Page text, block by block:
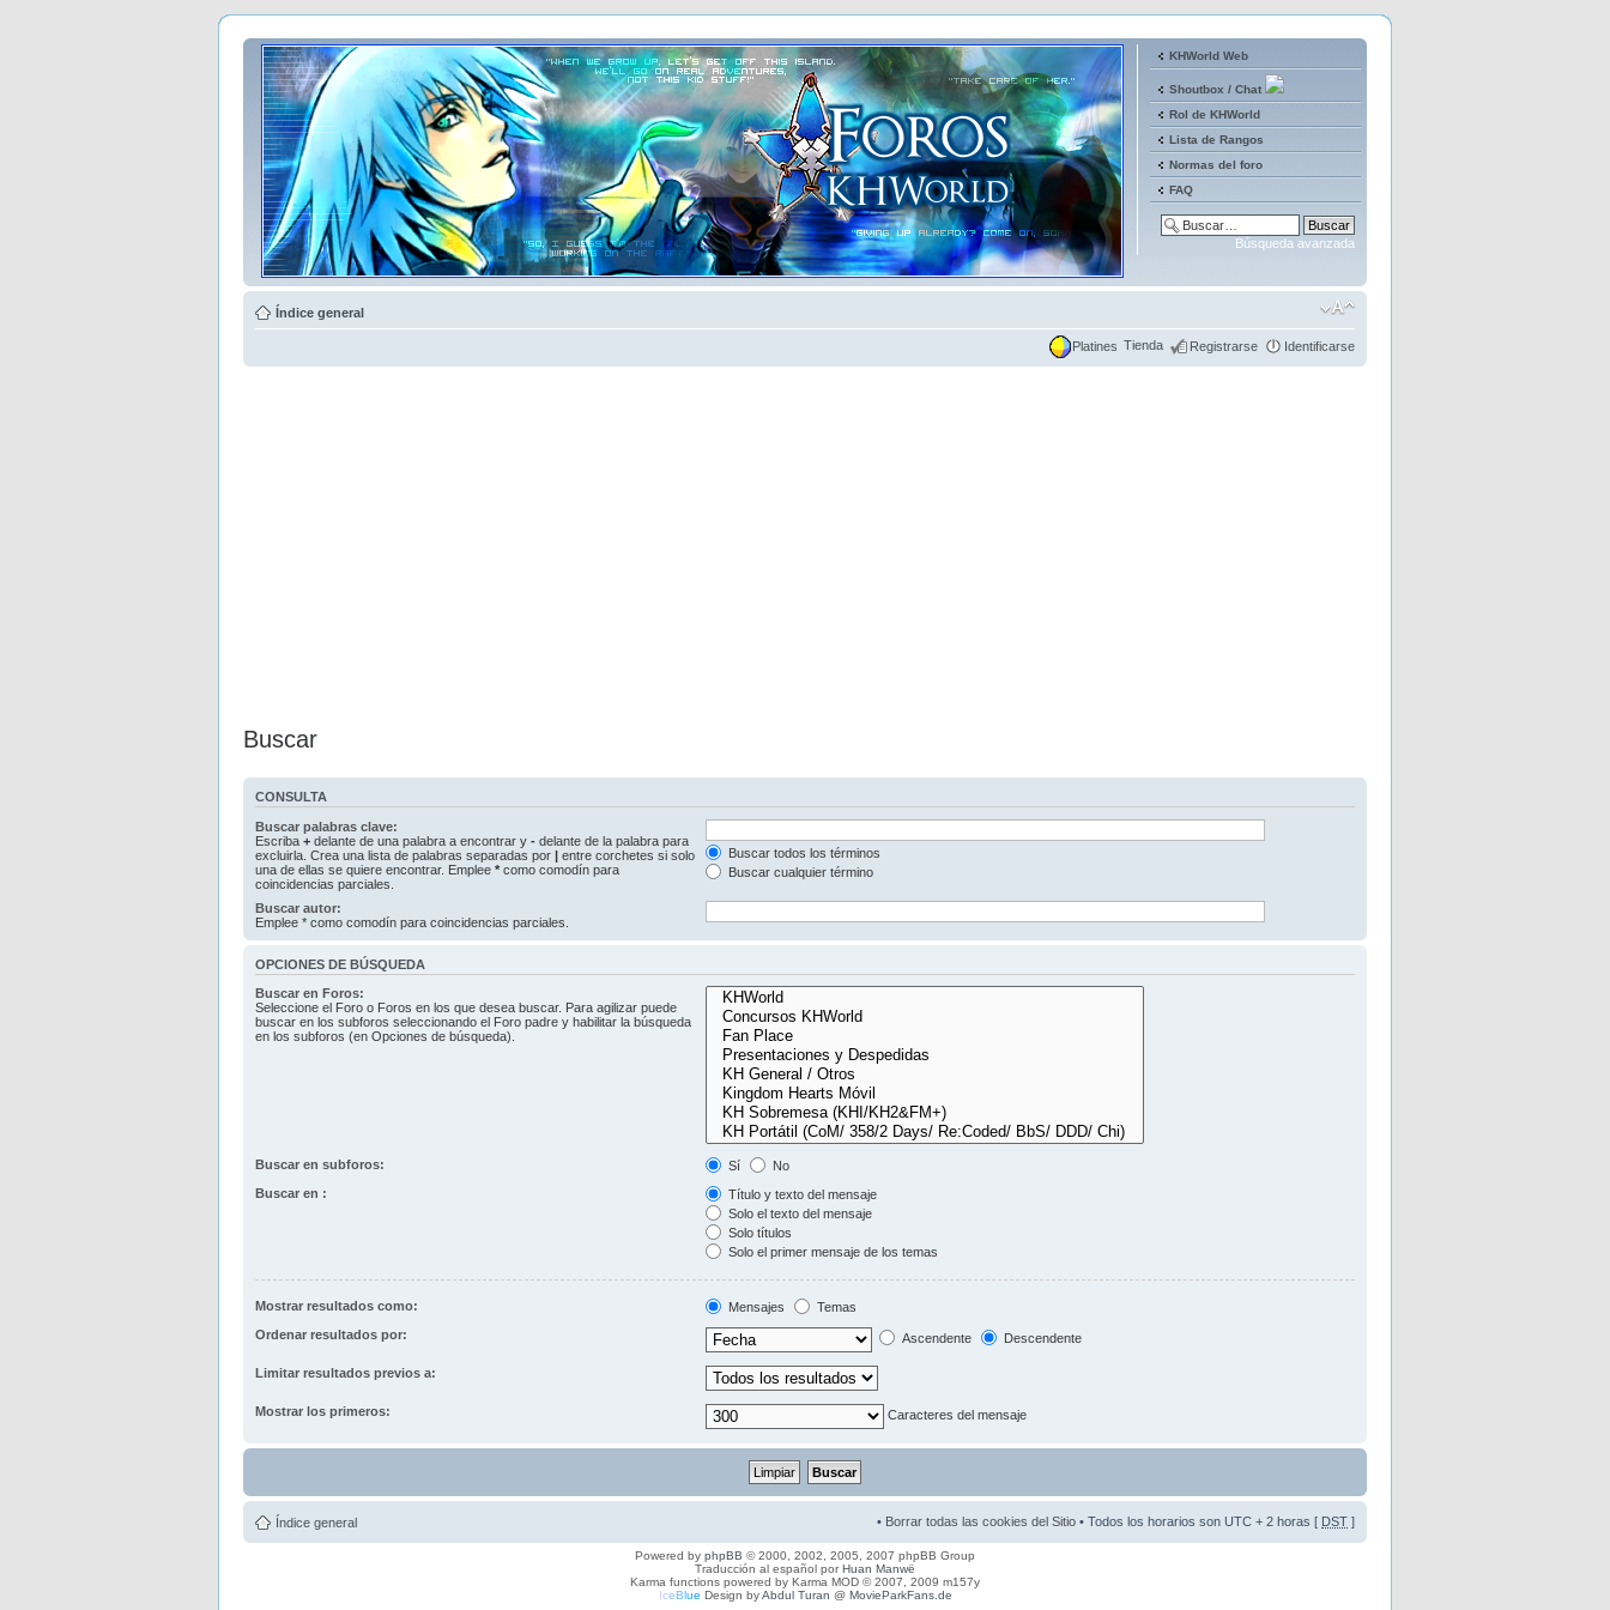
KHWorld Web
Shoutbox / Chat
Rol de KHWorld
Lista de Rangos
Normas del foro
FAQ
Búsqueda avanzada
Índice general
Platines Tienda Registrarse Identificarse
Buscar
CONSULTA
Buscar palabras clave:
Escriba + delante de una palabra a encontrar y - delante de la palabra para
excluirla. Crea una lista de palabras separadas por | entre corchetes si solo
una de ellas se quiere encontrar. Emplee * como comodín para
coincidencias parciales.
Buscar todos los términos
Buscar cualquier término
Buscar autor:
Emplee * como comodín para coincidencias parciales.
OPCIONES DE BÚSQUEDA
Buscar en Foros:
Seleccione el Foro o Foros en los que desea buscar. Para agilizar puede
buscar en los subforos seleccionando el Foro padre y habilitar la búsqueda
en los subforos (en Opciones de búsqueda).
Buscar en subforos: Sí
No
Buscar en :
Título y texto del mensaje
Solo el texto del mensaje
Solo títulos
Solo el primer mensaje de los temas
Mostrar resultados como: Mensajes
Temas
Ordenar resultados por:
Ascendente Descendente
Limitar resultados previos a:
Mostrar los primeros: Caracteres del mensaje
Índice general • Borrar todas las cookies del Sitio • Todos los horarios son UTC + 2 horas [ DST ]
Powered by phpBB © 2000, 2002, 2005, 2007 phpBB Group
Traducción al español porHuan Manwë
Karma functions powered by Karma MOD © 2007, 2009 m157y
IceBlue Design byAbdul Turan @ MovieParkFans.de